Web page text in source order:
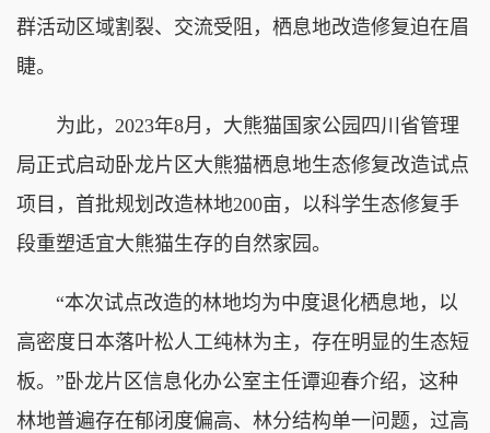
群活动区域割裂、交流受阻，栖息地改造修复迫在眉
睫。
为此，2023年8月，大熊猫国家公园四川省管理
局正式启动卧龙片区大熊猫栖息地生态修复改造试点
项目，首批规划改造林地200亩，以科学生态修复手
段重塑适宜大熊猫生存的自然家园。
“本次试点改造的林地均为中度退化栖息地，以
高密度日本落叶松人工纯林为主，存在明显的生态短
板。”卧龙片区信息化办公室主任谭迎春介绍，这种
林地普遍存在郁闭度偏高、林分结构单一问题，过高